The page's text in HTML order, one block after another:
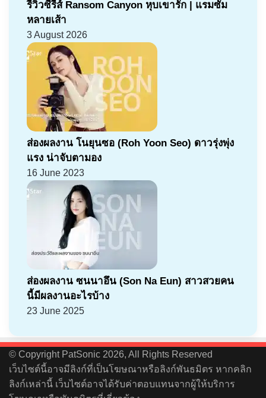
รีวิวซีรีส์ Ransom Canyon หุบเขารัก | แรมซัม
หลายเส้า
3 August 2026
ส่องผลงาน โนยุนซอ (Roh Yoon Seo) ดาวรุ่งพุ่ง
แรง น่าจับตามอง
16 June 2023
ส่องผลงาน ซนนาอึน (Son Na Eun) สาวสวยคน
นี้มีผลงานอะไรบ้าง
23 June 2025
© Copyright PatSonic 2026, All Rights Reserved
เว็บไซต์นี้อาจมีลิงก์ที่เป็นโฆษณาหรือลิงก์พันธมิตร หากคลิก
ลิงก์เหล่านี้ เว็บไซต์อาจได้รับค่าตอบแทนจากผู้ให้บริการ